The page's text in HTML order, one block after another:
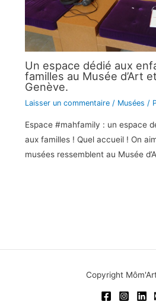
Un espace dédié aux
familles au Musée d’Art
Genève.
Laisser un commentaire / Musées /
Espace #mahfamily : un espace
aux familles ! Quel accueil ! On
musées ressemblent au Musée
Copyright